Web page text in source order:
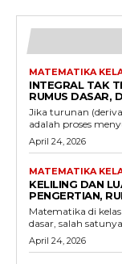
MATEMATIKA
INTEGRAL TAK
RUMUS DASAR,
Jika turunan
adalah proses
April 24, 2026
MATEMATIKA
KELILING DAN
PENGERTIAN,
Matematika di
dasar, salah
April 24, 2026